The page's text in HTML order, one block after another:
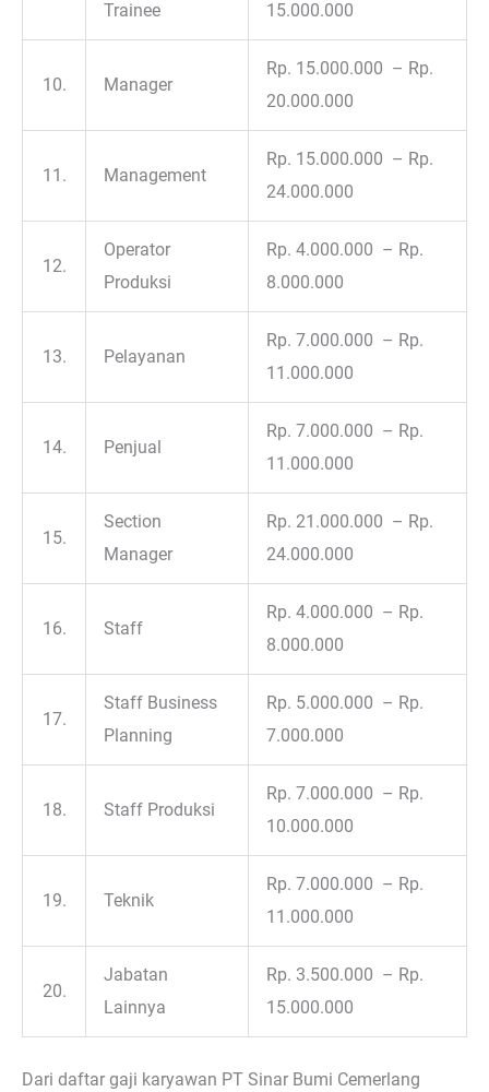
Trainee 15.000.000
10. Manager
Rp. 15.000.000 – Rp.
20.000.000
11. Management
Rp. 15.000.000 – Rp.
24.000.000
12.
Operator
Produksi
Rp. 4.000.000 – Rp.
8.000.000
13. Pelayanan
Rp. 7.000.000 – Rp.
11.000.000
14. Penjual
Rp. 7.000.000 – Rp.
11.000.000
15.
Section
Manager
Rp. 21.000.000 – Rp.
24.000.000
16. Staff
Rp. 4.000.000 – Rp.
8.000.000
17.
Staff Business
Planning
Rp. 5.000.000 – Rp.
7.000.000
18. Staff Produksi
Rp. 7.000.000 – Rp.
10.000.000
19. Teknik
Rp. 7.000.000 – Rp.
11.000.000
20.
Jabatan
Lainnya
Rp. 3.500.000 – Rp.
15.000.000
Dari daftar gaji karyawan PT Sinar Bumi Cemerlang